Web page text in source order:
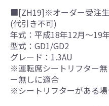
■[ZH19]※オーダー受注
(代引き不可)
年式：平成18年12月～19
型式：GD1/GD2
グレード：1.3AU
※運転席シートリフター
ー無しに適合
※シートリフターがある